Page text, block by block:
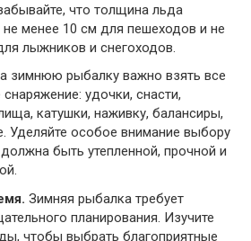
что толщина льда
менее 10 см для пешеходов и не
лыжников и снегоходов.
зимнюю рыбалку важно взять все
удочки, снасти,
катушки, наживку, балансиры,
Уделяйте особое внимание выбору
быть утепленной, прочной и
Зимняя рыбалка требует
планирования. Изучите
чтобы выбрать благоприятные